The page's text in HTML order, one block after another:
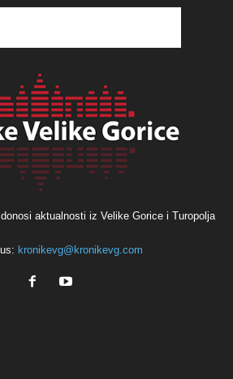
aktualnosti iz Velike Gorice i Turopolja
kronikevg@kronikevg.com